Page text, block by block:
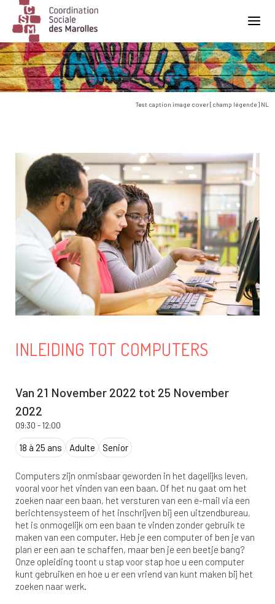
Main Navigation
Test caption image cover [champ légende] NL
INLEIDING TOT COMPUTERS
Van 21 November 2022 tot 25 November
2022
09:30 -12:00
18 à 25 ans Adulte Senior
Computers zijn onmisbaar geworden in het dagelijks leven,
vooral voor het vinden van een baan. Of het nu gaat om het
zoeken naar een baan, het versturen van een e-mail via een
berichtensysteem of het inschrijven bij een uitzendbureau,
het is onmogelijk om een baan te vinden zonder gebruik te
maken van een computer. Heb je een computer of ben je van
plan er een aan te schaffen, maar ben je een beetje bang?
Onze opleiding toont u stap voor stap hoe u een computer
kunt gebruiken en hoe u er een vriend van kunt maken bij het
zoeken naar werk.